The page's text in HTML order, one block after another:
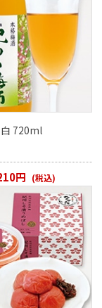
720ml
円 (税込)